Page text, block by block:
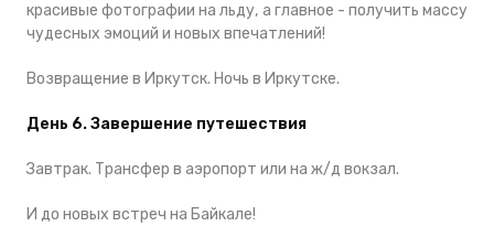
красивые фотографии на льду, а главное - получить массу
чудесных эмоций и новых впечатлений!
Возвращение в Иркутск. Ночь в Иркутске.
День 6. Завершение путешествия
Завтрак. Трансфер в аэропорт или на ж/д вокзал.
И до новых встреч на Байкале!